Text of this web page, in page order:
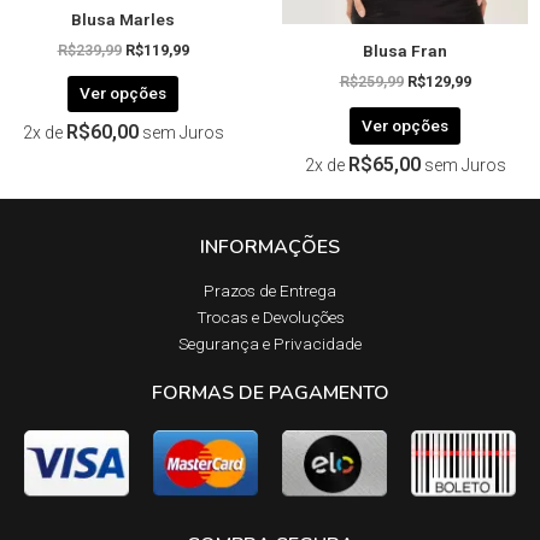
Blusa Marles
R$239,99 R$119,99
Ver opções
produto
2x de R$60,00 sem Juros
Blusa Fran
R$259,99 R$129,99
Ver opções
do
2x de R$65,00 sem Juros
INFORMAÇÕES
Prazos de Entrega​
Trocas e Devoluções​
Segurança e Privacidade
FORMAS DE PAGAMENTO